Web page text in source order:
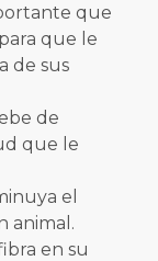
que
que le
de sus
de
que le
el
animal.
en su